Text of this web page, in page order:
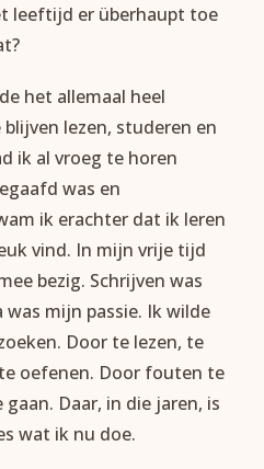
leeftijd er überhaupt toe
het allemaal heel
lezen, studeren en
ik al vroeg te horen
was en
ik erachter dat ik leren
vind. In mijn vrije tijd
bezig. Schrijven was
mijn passie. Ik wilde
Door te lezen, te
oefenen. Door fouten te
Daar, in die jaren, is
wat ik nu doe.